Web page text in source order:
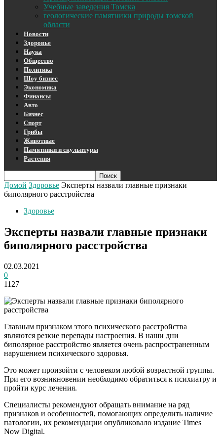
Учебные заведения Томска
геологические памятники природы томской
области
Новости
Здоровье
Наука
Общество
Политика
Шоу бизнес
Экономика
Финансы
Авто
Бизнес
Спорт
Грибы
Животные
Памятники и скульптуры
Растения
Домой Здоровье Эксперты назвали главные признаки
биполярного расстройства
Здоровье
Эксперты назвали главные признаки
биполярного расстройства
02.03.2021
0
1127
Главным признаком этого психического расстройства
являются резкие перепады настроения. В наши дни
биполярное расстройство является очень распространенным
нарушением психического здоровья.
Это может произойти с человеком любой возрастной группы.
При его возникновении необходимо обратиться к психиатру и
пройти курс лечения.
Специалисты рекомендуют обращать внимание на ряд
признаков и особенностей, помогающих определить наличие
патологии, их рекомендации опубликовало издание Times
Now Digital.